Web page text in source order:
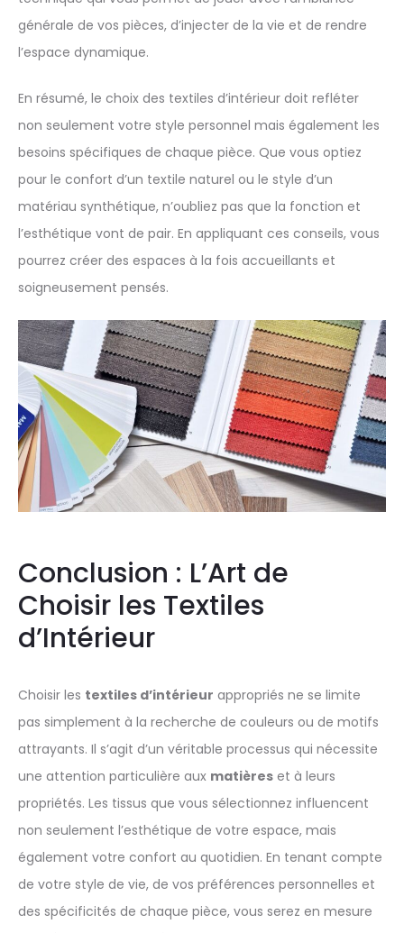
générale de vos pièces, d’injecter de la vie et de rendre
l’espace dynamique.
En résumé, le choix des textiles d’intérieur doit refléter
non seulement votre style personnel mais également les
besoins spécifiques de chaque pièce. Que vous optiez
pour le confort d’un textile naturel ou le style d’un
matériau synthétique, n’oubliez pas que la fonction et
l’esthétique vont de pair. En appliquant ces conseils, vous
pourrez créer des espaces à la fois accueillants et
soigneusement pensés.
Conclusion : L’Art de
Choisir les Textiles
d’Intérieur
Choisir les textiles d’intérieur appropriés ne se limite
pas simplement à la recherche de couleurs ou de motifs
attrayants. Il s’agit d’un véritable processus qui nécessite
une attention particulière aux matières et à leurs
propriétés. Les tissus que vous sélectionnez influencent
non seulement l’esthétique de votre espace, mais
également votre confort au quotidien. En tenant compte
de votre style de vie, de vos préférences personnelles et
des spécificités de chaque pièce, vous serez en mesure